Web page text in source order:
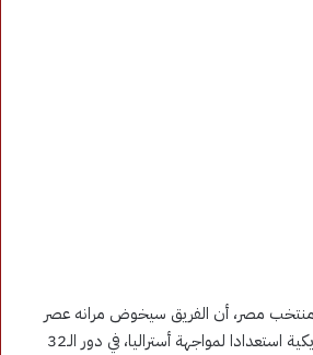
مصر، أن الفريق سيخوض مرانه عصر
اليوم بمدينة سبوكين الأمريكية استعدادا لمواجهة أستراليا، في دور الـ32